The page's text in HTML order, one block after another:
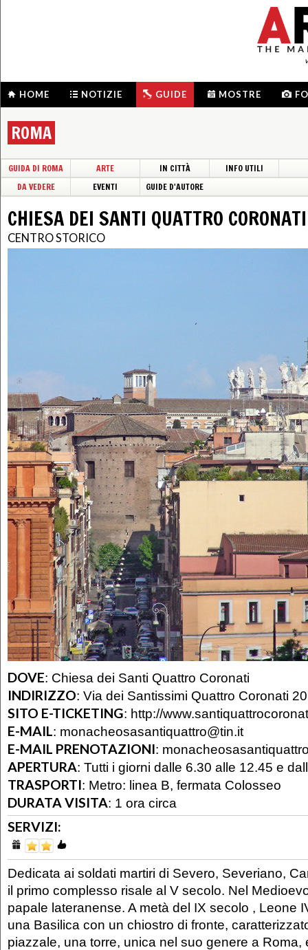
HOME NOTIZIE GUIDE MOSTRE
ROMA
GUIDA DI ROMA ARTE IN CITTÀ
INFO UTILI
DA VEDERE
EVENTI GUIDE D'AUTORE
CHIESA DEI SANTI QUATTRO CORONATI
CENTRO STORICO
DOVE: Chiesa dei Santi Quattro Coronati
INDIRIZZO: Via dei Santissimi Quattro Coronati 20
SITO E-TICKETING: http://
E-MAIL: monacheosasantiquattro@tin.it
E-MAIL PRENOTAZIONI:
APERTURA: Tutti i giorni dalle 6.30 alle 12.45 e
TRASPORTI: Metro: linea B, fermata Colosseo
DURATA VISITA: 1 ora circa
SERVIZI:
Dedicata ai soldati martiri di Severo, Severiano,
il primo complesso risale al V secolo. Nel
papale lateranense. A metà del IX secolo , Leone
una Basilica con un chiostro di fronte,
piazzale, una torre, unica nel suo genere a Roma,